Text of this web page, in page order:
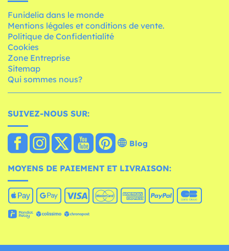
Funidelia dans le monde
Mentions légales et conditions de vente.
Politique de Confidentialité
Cookies
Zone Entreprise
Sitemap
Qui sommes nous?
SUIVEZ-NOUS SUR:
Blog
MOYENS DE PAIEMENT ET LIVRAISON: